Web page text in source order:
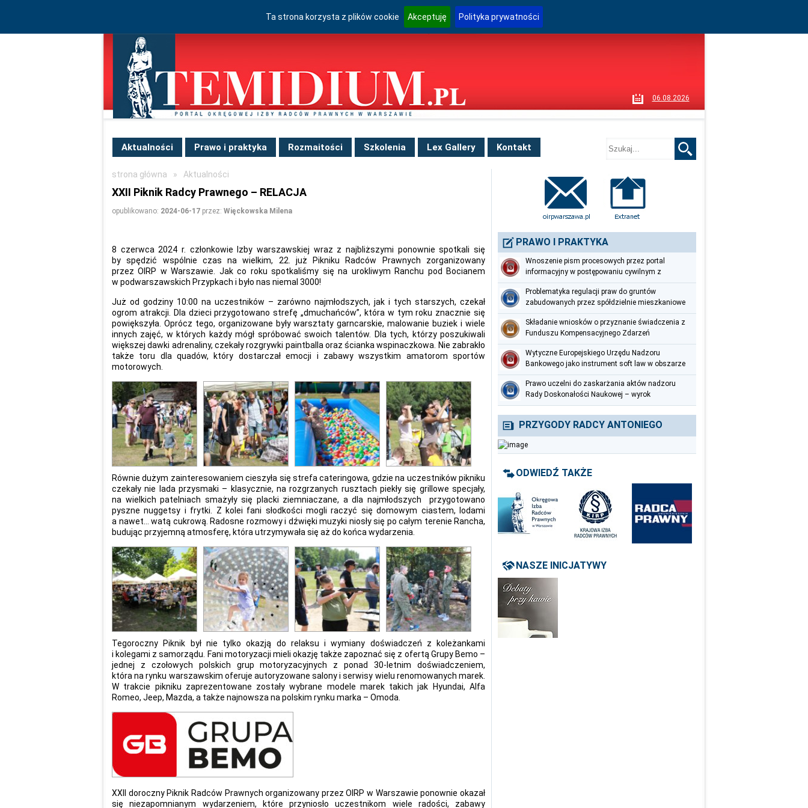
Ta strona korzysta z plików cookie Akceptuję Polityka prywatności
06.08.2026
Aktualności Prawo i praktyka Rozmaitości Szkolenia Lex Gallery Kontakt
strona główna » Aktualności
XXII Piknik Radcy Prawnego – RELACJA
opublikowano: 2024-06-17 przez: Więckowska Milena
8 czerwca 2024 r. członkowie Izby warszawskiej wraz z najbliższymi ponownie spotkali się
by spędzić wspólnie czas na wielkim, 22. już Pikniku Radców Prawnych zorganizowany
przez OIRP w Warszawie. Jak co roku spotkaliśmy się na urokliwym Ranchu pod Bocianem
w podwarszawskich Przypkach i było nas niemal 3000!
Już od godziny 10:00 na uczestników – zarówno najmłodszych, jak i tych starszych, czekał
ogrom atrakcji. Dla dzieci przygotowano strefę „dmuchańców”, która w tym roku znacznie się
powiększyła. Oprócz tego, organizowane były warsztaty garncarskie, malowanie buziek i wiele
innych zajęć, w których każdy mógł spróbować swoich talentów. Dla tych, którzy poszukiwali
większej dawki adrenaliny, czekały rozgrywki paintballa oraz ścianka wspinaczkowa. Nie zabrakło
także toru dla quadów, który dostarczał emocji i zabawy wszystkim amatorom sportów
motorowych.
Równie dużym zainteresowaniem cieszyła się strefa cateringowa, gdzie na uczestników pikniku
czekały nie lada przysmaki – klasycznie, na rozgrzanych rusztach piekły się grillowe specjały,
na wielkich patelniach smażyły się placki ziemniaczane, a dla najmłodszych przygotowano
pyszne nuggetsy i frytki. Z kolei fani słodkości mogli raczyć się domowym ciastem, lodami
a nawet… watą cukrową. Radosne rozmowy i dźwięki muzyki niosły się po całym terenie Rancha,
budując przyjemną atmosferę, która utrzymywała się aż do końca wydarzenia.
Tegoroczny Piknik był nie tylko okazją do relaksu i wymiany doświadczeń z koleżankami
i kolegami z samorządu. Fani motoryzacji mieli okazję także zapoznać się z ofertą Grupy Bemo –
jednej z czołowych polskich grup motoryzacyjnych z ponad 30-letnim doświadczeniem,
która na rynku warszawskim oferuje autoryzowane salony i serwisy wielu renomowanych marek.
W trakcie pikniku zaprezentowane zostały wybrane modele marek takich jak Hyundai, Alfa
Romeo, Jeep, Mazda, a także najnowsza na polskim rynku marka – Omoda.
XXII doroczny Piknik Radców Prawnych organizowany przez OIRP w Warszawie ponownie okazał
się niezapomnianym wydarzeniem, które przyniosło uczestnikom wiele radości, zabawy
PRAWO I PRAKTYKA
Wnoszenie pism procesowych przez portal
informacyjny w postępowaniu cywilnym z
perspektywy radcy prawnego
Problematyka regulacji praw do gruntów
zabudowanych przez spółdzielnie mieszkaniowe
Składanie wniosków o przyznanie świadczenia z
Funduszu Kompensacyjnego Zdarzeń
Medycznych – uwagi praktyczne
Wytyczne Europejskiego Urzędu Nadzoru
Bankowego jako instrument soft law w obszarze
przeciwdziałania praniu pieniędzy i finansowaniu
terroryzmu
Prawo uczelni do zaskarżania aktów nadzoru
Rady Doskonałości Naukowej – wyrok
Naczelnego Sądu Administracyjnego z 12
czerwca 2025 r. (III OSK 626/22)
PRZYGODY RADCY ANTONIEGO
ODWIEDŹ TAKŻE
NASZE INICJATYWY